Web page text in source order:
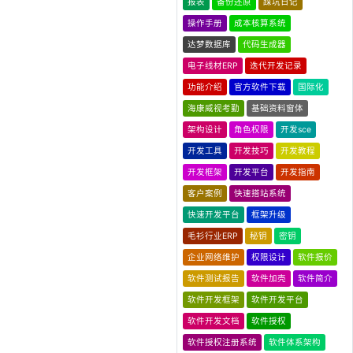
操作手册 成本核算系统
达梦数据库 代码生成器
电子线材ERP 迭代开发记录
功能介绍 官方软件下载 国际化
海康威视考勤 基础资料窗体
架构设计 角色权限 开发sce
开发工具 开发技巧 开发教程
开发框架 开发平台 开发指南
客户案例 快速搭站系统
快速开发平台 框架升级
毛衫行业ERP 秘钥 密钥
企业网络维护 权限设计 软件报价
软件测试报告 软件加壳 软件简介
软件开发框架 软件开发平台
软件开发文档 软件授权
软件授权注册系统 软件体系架构